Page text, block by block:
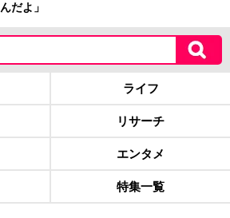
だよ」
ライフ
リサーチ
エンタメ
特集一覧